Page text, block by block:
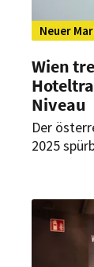
Neuer
Wien
Niveau
Der
2025
Rolle als
all das